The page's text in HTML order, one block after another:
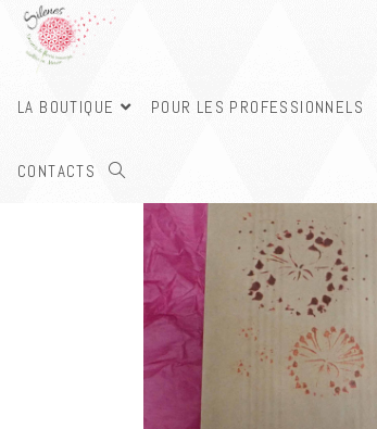
LA BOUTIQUE POUR LES PROFESSIONNELS
CONTACTS